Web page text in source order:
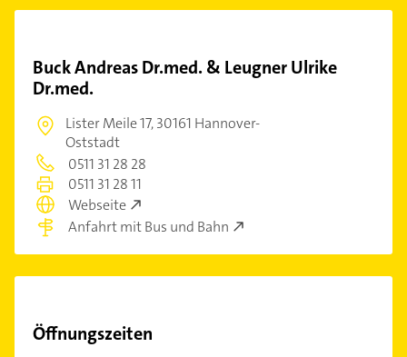
Buck Andreas Dr.med. & Leugner Ulrike
Dr.med.
Lister Meile 17,30161 Hannover-
Oststadt
0511 31 28 28
0511 31 28 11
Webseite
Anfahrt mit Bus und Bahn
Öffnungszeiten